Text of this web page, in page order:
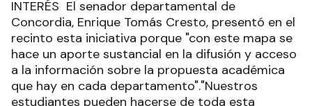
INTERÉS El senador departamental de
Concordia, Enrique Tomás Cresto, presentó en el
recinto esta iniciativa porque "con este mapa se
hace un aporte sustancial en la difusión y acceso
a la información sobre la propuesta académica
que hay en cada departamento"."Nuestros
estudiantes pueden hacerse de toda esta